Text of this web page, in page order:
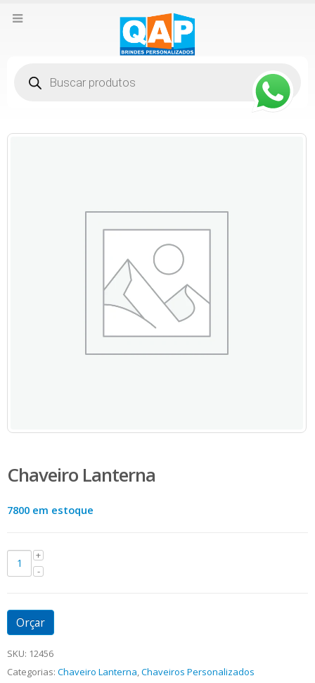
produtos
Chaveiro Lanterna
7800 em estoque
Orçar
SKU: 12456
Categorias: Chaveiro Lanterna,Chaveiros Personalizados